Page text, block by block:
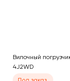
Вилочный
4J2WD